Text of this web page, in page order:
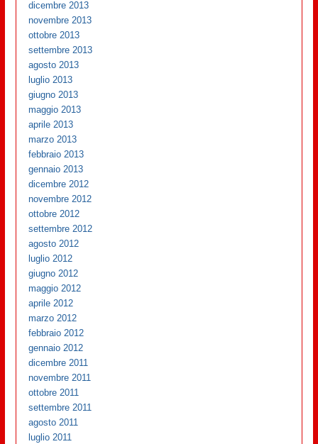
dicembre 2013
novembre 2013
ottobre 2013
settembre 2013
agosto 2013
luglio 2013
giugno 2013
maggio 2013
aprile 2013
marzo 2013
febbraio 2013
gennaio 2013
dicembre 2012
novembre 2012
ottobre 2012
settembre 2012
agosto 2012
luglio 2012
giugno 2012
maggio 2012
aprile 2012
marzo 2012
febbraio 2012
gennaio 2012
dicembre 2011
novembre 2011
ottobre 2011
settembre 2011
agosto 2011
luglio 2011